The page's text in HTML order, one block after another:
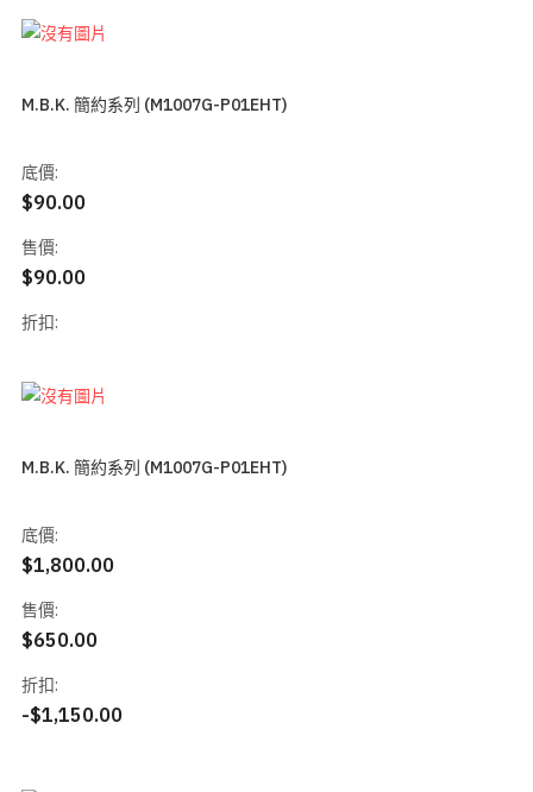
M.B.K. 簡約系列 (M1007G-P01EHT)
底價:
$90.00
售價:
$90.00
折扣:
M.B.K. 簡約系列 (M1007G-P01EHT)
底價:
$1,800.00
售價:
$650.00
折扣:
-$1,150.00